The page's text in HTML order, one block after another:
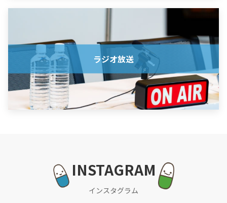
ラジオ放送
INSTAGRAM
インスタグラム